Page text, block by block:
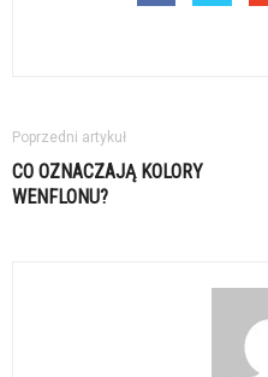
Poprzedni artykuł
CO OZNACZAJĄ KOLORY
WENFLONU?